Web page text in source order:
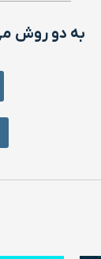
به دو روش